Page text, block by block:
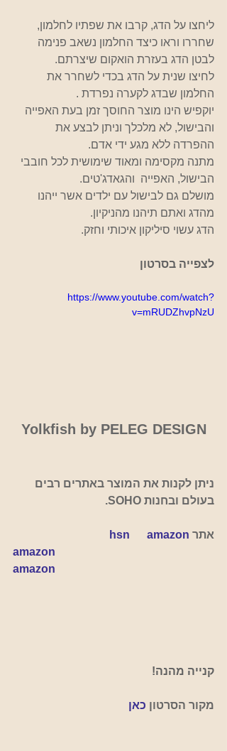
ליחצו על הדג, קרבו את שפתיו לחלמון,
שחררו וראו כיצד החלמון נשאב פנימה
לבטן הדג בעזרת הואקום שיצרתם.
לחיצו שנית על הדג בכדי לשחרר את
החלמון שבדג לקערה נפרדת .
יוקפיש הינו מוצר החוסך זמן בעת האפייה
והבישול, לא מלכלך וניתן לבצע את
ההפרדה ללא מגע ידי אדם.
מתנה מקסימה ומאוד שימושית לכל חובבי
הבישול, האפייה  והגאדג'טים.
מושלם גם לבישול עם ילדים אשר ייהנו
מהדג ואתם תיהנו מהניקיון.
הדג עשוי סיליקון איכותי וחזק.
לצפייה בסרטון
https://www.youtube.com/watch?
v=mRUDZhvpNzU
Yolkfish by PELEG DESIGN
ניתן לקנות את המוצר באתרים רבים
בעולם ובחנות SOHO.
אתר hsn amazon
amazon
amazon
קנייה מהנה!
מקור הסרטון כאן